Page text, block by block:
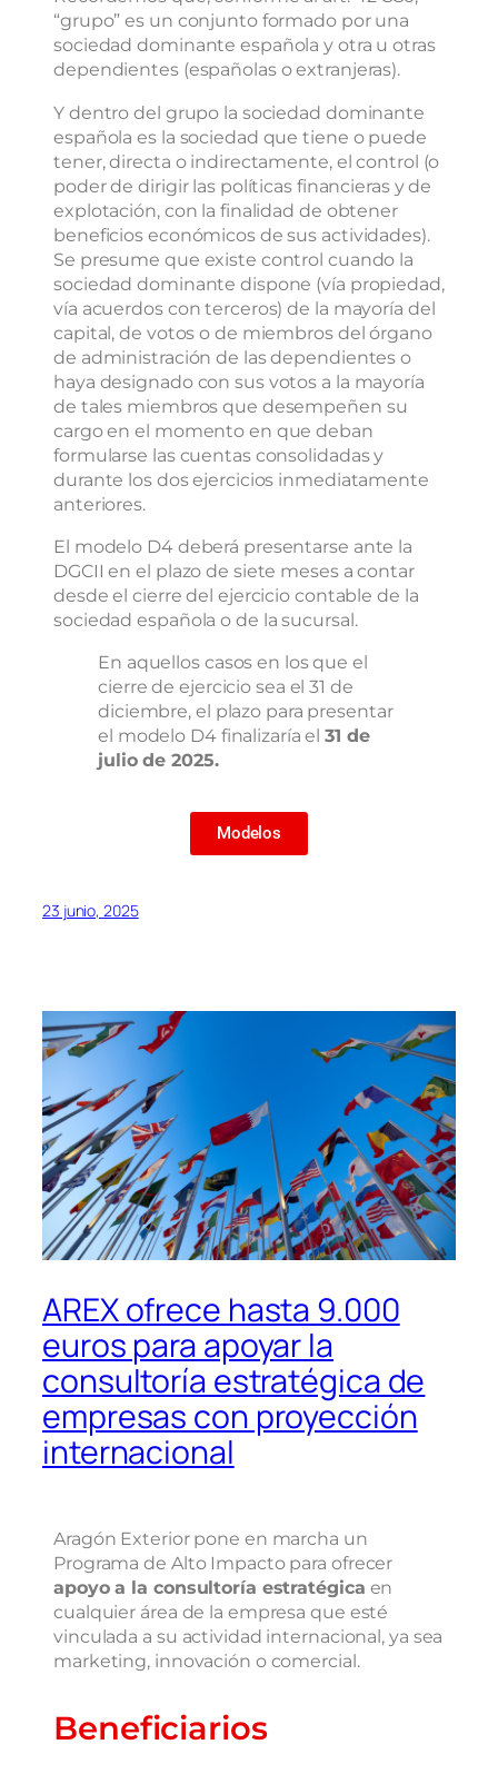
“grupo” es un conjunto formado por una
sociedad dominante española y otra u otras
dependientes (españolas o extranjeras).
Y dentro del grupo la sociedad dominante
española es la sociedad que tiene o puede
tener, directa o indirectamente, el control (o
poder de dirigir las políticas financieras y de
explotación, con la finalidad de obtener
beneficios económicos de sus actividades).
Se presume que existe control cuando la
sociedad dominante dispone (vía propiedad,
vía acuerdos con terceros) de la mayoría del
capital, de votos o de miembros del órgano
de administración de las dependientes o
haya designado con sus votos a la mayoría
de tales miembros que desempeñen su
cargo en el momento en que deban
formularse las cuentas consolidadas y
durante los dos ejercicios inmediatamente
anteriores.
El modelo D4 deberá presentarse ante la
DGCII en el plazo de siete meses a contar
desde el cierre del ejercicio contable de la
sociedad española o de la sucursal.
En aquellos casos en los que el
cierre de ejercicio sea el 31 de
diciembre, el plazo para presentar
el modelo D4 finalizaría el31 de
julio de 2025.
Modelos
23 junio, 2025
AREX ofrece hasta 9.000
euros para apoyar la
consultoría estratégica de
empresas con proyección
internacional
Aragón Exterior pone en marcha un
Programa de Alto Impacto para ofrecer
apoyo a la consultoría estratégica en
cualquier área de la empresa que esté
vinculada a su actividad internacional, ya sea
marketing, innovación o comercial.
Beneficiarios